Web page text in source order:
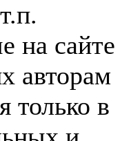
на сайте
авторам
только в